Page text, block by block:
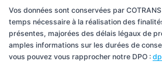
Vos données sont conservées par
temps nécessaire à la réalisation des
présentes, majorées des délais légaux de
amples informations sur les durées de
vous pouvez vous rapprocher notre DPO :